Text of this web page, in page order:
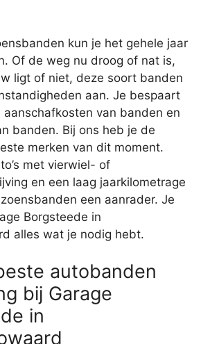
kun je het gehele jaar
Of de weg nu droog of nat is,
ligt of niet, deze soort banden
aan. Je bespaart
aanschafkosten van banden en
banden. Bij ons heb je de
merken van dit moment.
met vierwiel- of
en een laag jaarkilometrage
een aanrader. Je
Borgsteede in
alles wat je nodig hebt.
autobanden
bij Garage
in